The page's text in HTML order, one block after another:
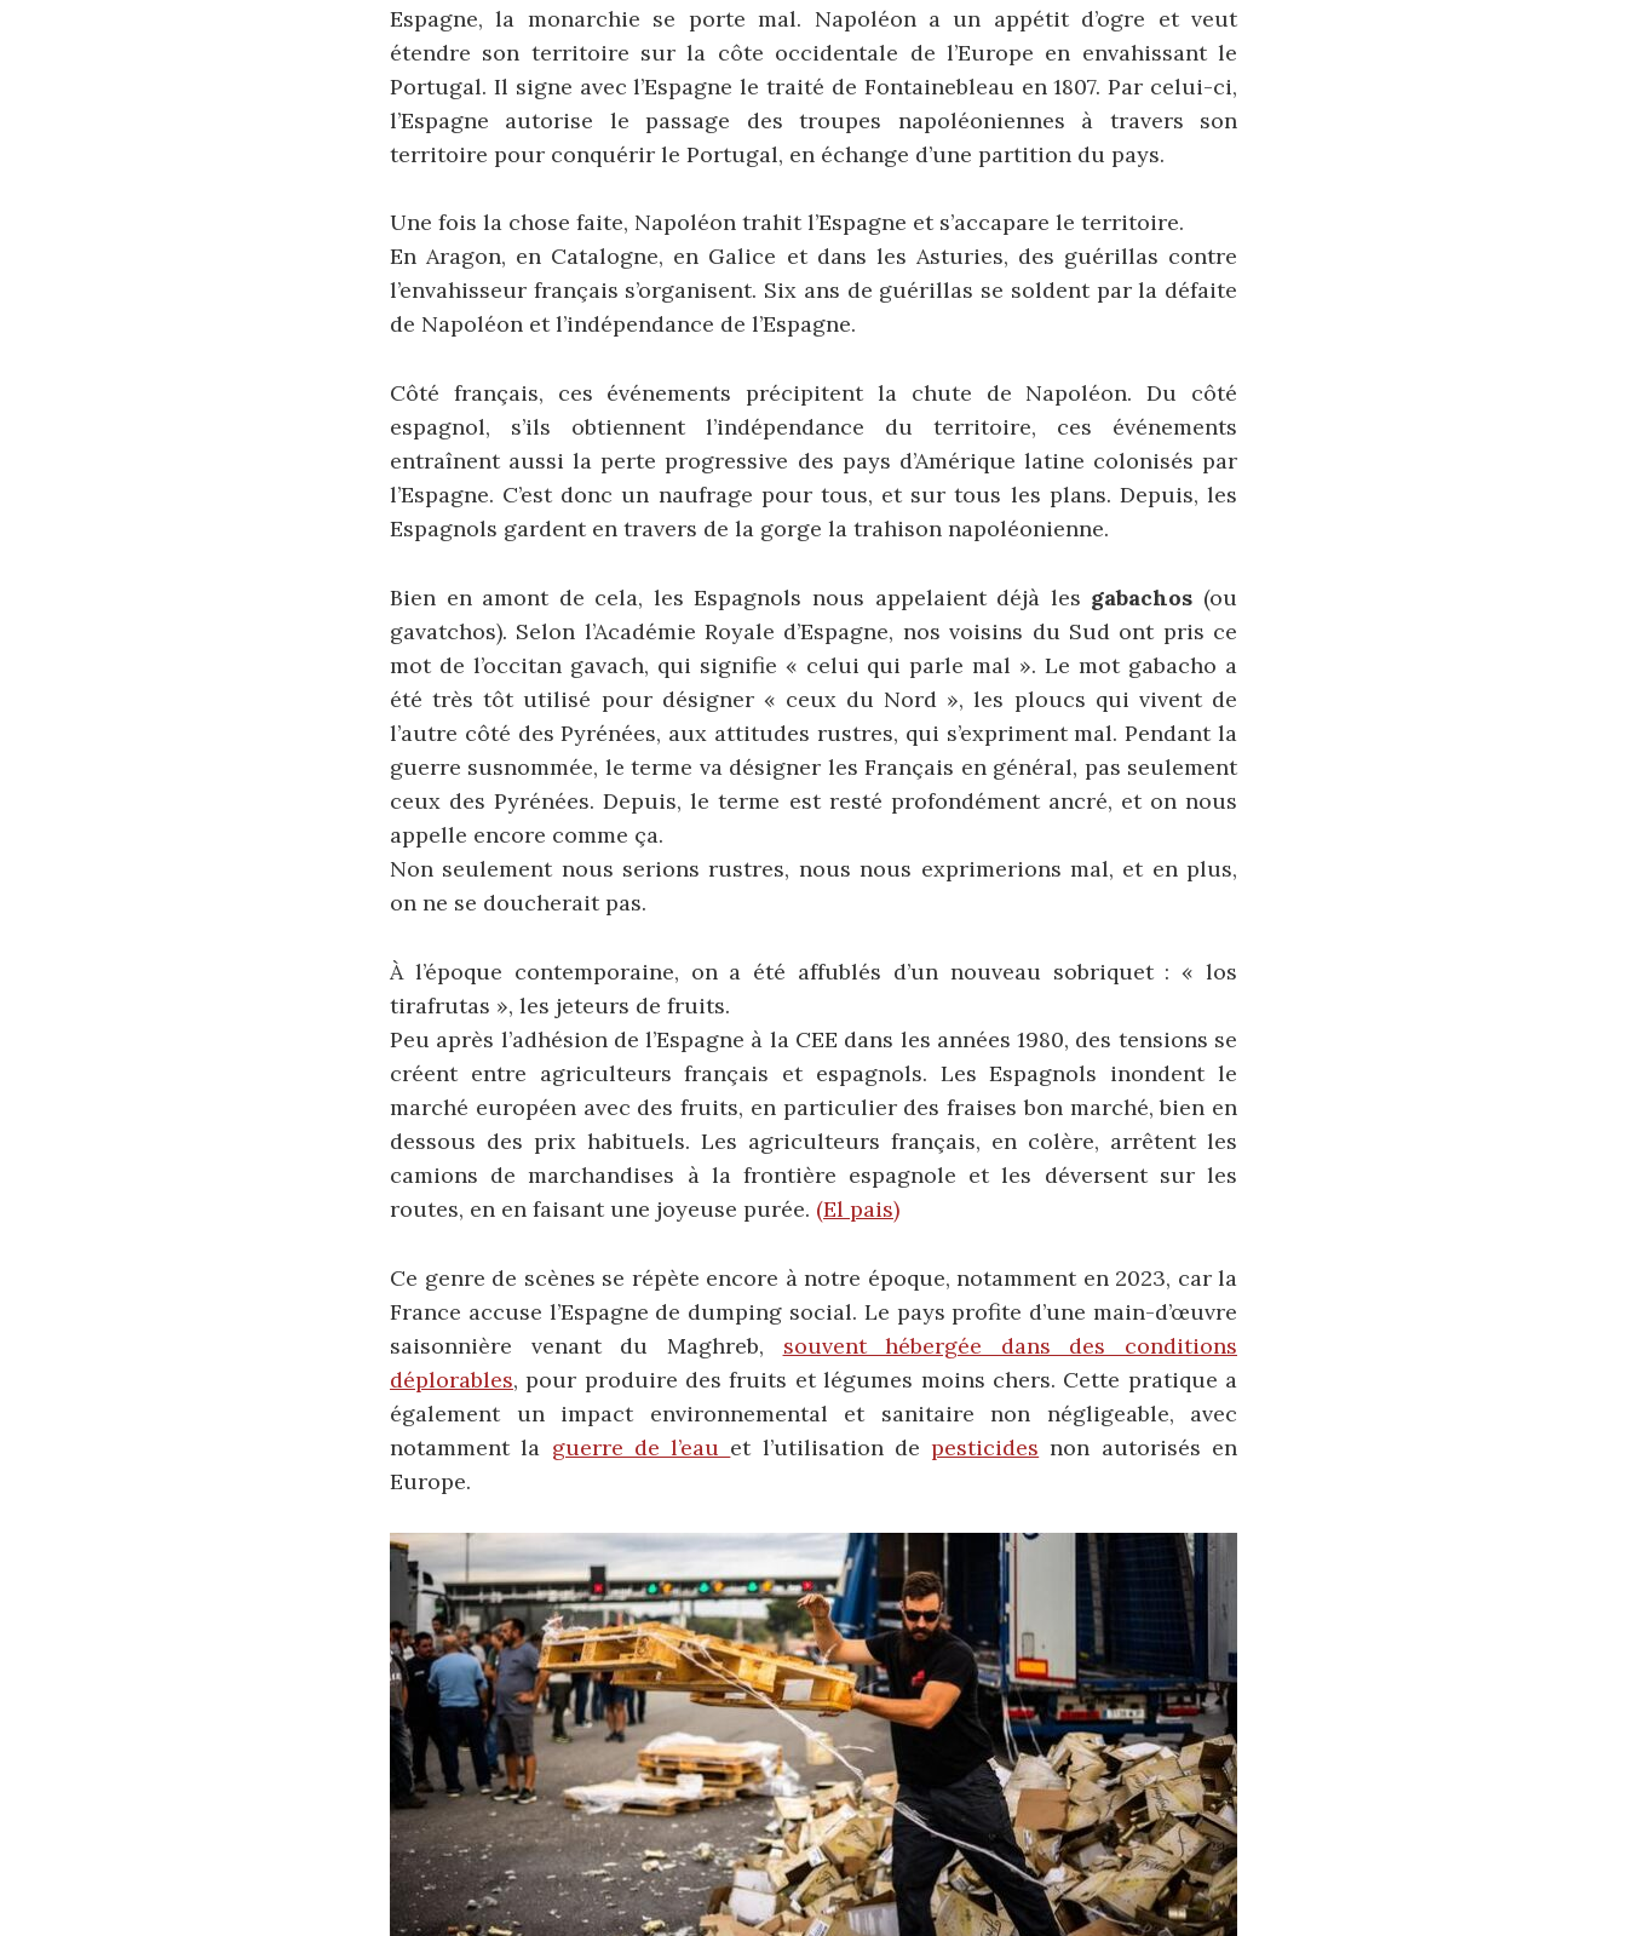
Espagne, la monarchie se porte mal. Napoléon a un appétit d’ogre et veut
étendre son territoire sur la côte occidentale de l’Europe en envahissant le
Portugal. Il signe avec l’Espagne le traité de Fontainebleau en 1807. Par celui-ci,
l’Espagne autorise le passage des troupes napoléoniennes à travers son
territoire pour conquérir le Portugal, en échange d’une partition du pays.
Une fois la chose faite, Napoléon trahit l’Espagne et s’accapare le territoire.
En Aragon, en Catalogne, en Galice et dans les Asturies, des guérillas contre
l’envahisseur français s’organisent. Six ans de guérillas se soldent par la défaite
de Napoléon et l’indépendance de l’Espagne.
Côté français, ces événements précipitent la chute de Napoléon. Du côté
espagnol, s’ils obtiennent l’indépendance du territoire, ces événements
entraînent aussi la perte progressive des pays d’Amérique latine colonisés par
l’Espagne. C’est donc un naufrage pour tous, et sur tous les plans. Depuis, les
Espagnols gardent en travers de la gorge la trahison napoléonienne.
Bien en amont de cela, les Espagnols nous appelaient déjà les gabachos (ou
gavatchos). Selon l’Académie Royale d’Espagne, nos voisins du Sud ont pris ce
mot de l’occitan gavach, qui signifie « celui qui parle mal ». Le mot gabacho a
été très tôt utilisé pour désigner « ceux du Nord », les ploucs qui vivent de
l’autre côté des Pyrénées, aux attitudes rustres, qui s’expriment mal. Pendant la
guerre susnommée, le terme va désigner les Français en général, pas seulement
ceux des Pyrénées. Depuis, le terme est resté profondément ancré, et on nous
appelle encore comme ça.
Non seulement nous serions rustres, nous nous exprimerions mal, et en plus,
on ne se doucherait pas.
À l’époque contemporaine, on a été affublés d’un nouveau sobriquet : « los
tirafrutas », les jeteurs de fruits.
Peu après l’adhésion de l’Espagne à la CEE dans les années 1980, des tensions se
créent entre agriculteurs français et espagnols. Les Espagnols inondent le
marché européen avec des fruits, en particulier des fraises bon marché, bien en
dessous des prix habituels. Les agriculteurs français, en colère, arrêtent les
camions de marchandises à la frontière espagnole et les déversent sur les
routes, en en faisant une joyeuse purée. (El pais)
Ce genre de scènes se répète encore à notre époque, notamment en 2023, car la
France accuse l’Espagne de dumping social. Le pays profite d’une main-d’œuvre
saisonnière venant du Maghreb, souvent hébergée dans des conditions
déplorables, pour produire des fruits et légumes moins chers. Cette pratique a
également un impact environnemental et sanitaire non négligeable, avec
notamment la guerre de l’eau et l’utilisation depesticides non autorisés en
Europe.